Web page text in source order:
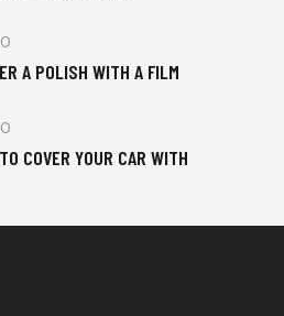
A POLISH WITH A FILM
COVER YOUR CAR WITH